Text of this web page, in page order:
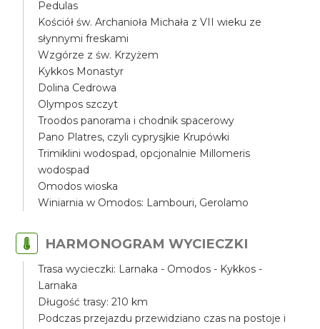
Pedulas
Kościół św. Archanioła Michała z VII wieku ze
słynnymi freskami
Wzgórze z św. Krzyżem
Kykkos Monastyr
Dolina Cedrowa
Olympos szczyt
Troodos panorama i chodnik spacerowy
Pano Platres, czyli cyprysjkie Krupówki
Trimiklini wodospad, opcjonalnie Millomeris
wodospad
Omodos wioska
Winiarnia w Omodos: Lambouri, Gerolamo
HARMONOGRAM WYCIECZKI
Trasa wycieczki: Larnaka - Omodos - Kykkos -
Larnaka
Długość trasy: 210 km
Podczas przejazdu przewidziano czas na postoje i